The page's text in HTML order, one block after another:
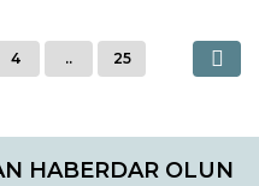
4 .. 25
HABERDAR OLUN